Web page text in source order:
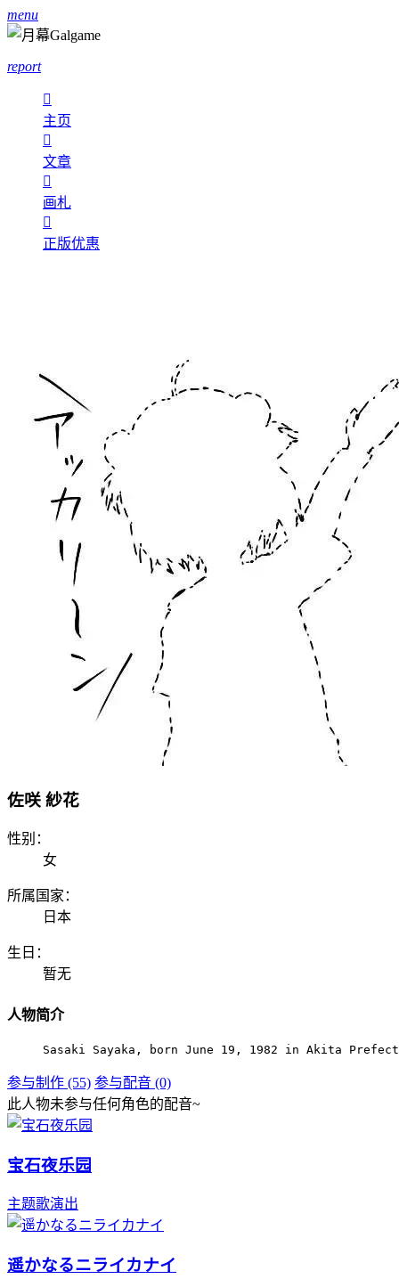
menu
report

主页

文章

画札

正版优惠
佐咲 紗花
性别：
女
所属国家：
日本
生日：
暂无
人物简介
Sasaki Sayaka, born June 19, 1982 in Akita
参与制作 (55) 参与配音 (0)
此人物未参与任何角色的配音~
宝石夜乐园
主题歌演出
遥かなるニライカナイ